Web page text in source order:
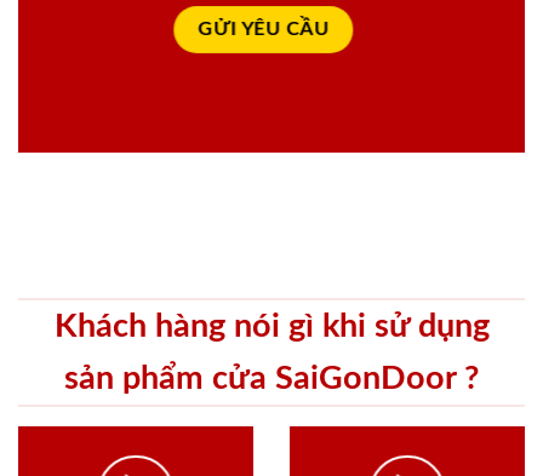
Khách hàng nói gì khi sử dụng
sản phẩm cửa SaiGonDoor ?